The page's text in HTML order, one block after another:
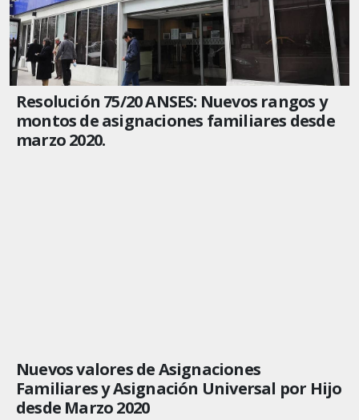
Resolución 75/20 ANSES: Nuevos rangos y
montos de asignaciones familiares desde
marzo 2020.
Nuevos valores de Asignaciones
Familiares y Asignación Universal por Hijo
desde Marzo 2020